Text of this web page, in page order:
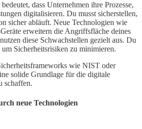
dass Unternehmen ihre Prozesse,
digitalisieren. Du musst sicherstellen,
sicher abläuft. Neue Technologien wie
erweitern die Angriffsfläche deines
diese Schwachstellen gezielt aus. Du
Sicherheitsrisiken zu minimieren.
wie NIST oder
solide Grundlage für die digitale
schaffen.
neue Technologien